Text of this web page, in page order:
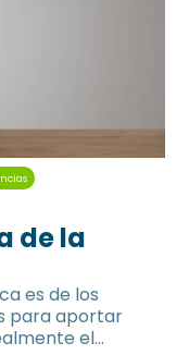
de la
es de los
para aportar
el